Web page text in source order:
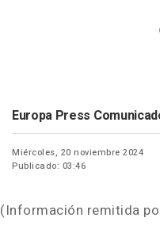
Europa Press
Miércoles, 20 noviembre 2024
Publicado: 03:46
(Información remitida